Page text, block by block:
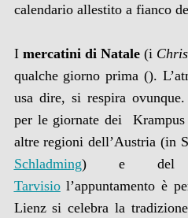
calendario allestito a fianco
I mercatini di Natale(i
qualche giorno prima ().
usa dire, si respira
per le giornate dei
altre regioni dell’Austria (in
Schladming) e del
Tarvisiol’appuntamento è
Lienz si celebra la